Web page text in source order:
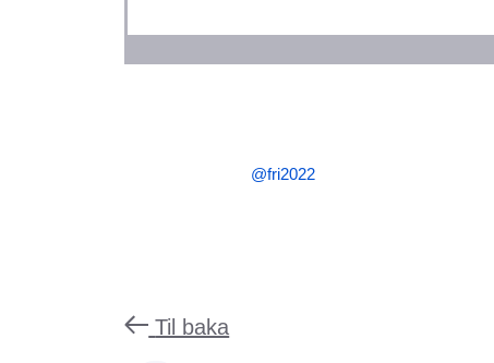
@fri2022
Til baka